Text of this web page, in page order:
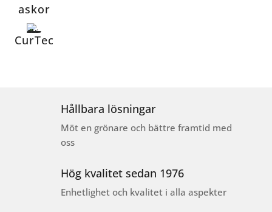
askor
CurTec
Hållbara lösningar
Möt en grönare och bättre framtid med
oss
Hög kvalitet sedan 1976
Enhetlighet och kvalitet i alla aspekter